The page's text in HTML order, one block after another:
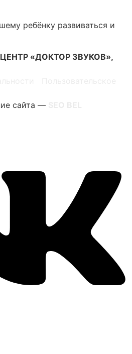
ребёнку развиваться и
«ДОКТОР ЗВУКОВ»,
сайта —